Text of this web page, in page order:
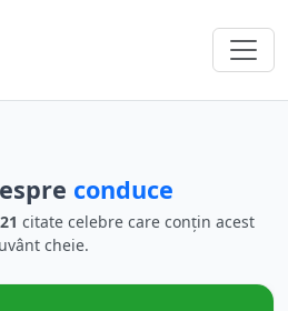
conduce
citate celebre care conțin acest
cheie.